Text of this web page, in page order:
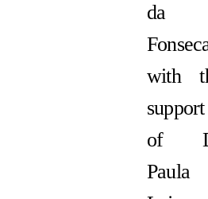
da
with
support
of
Paula